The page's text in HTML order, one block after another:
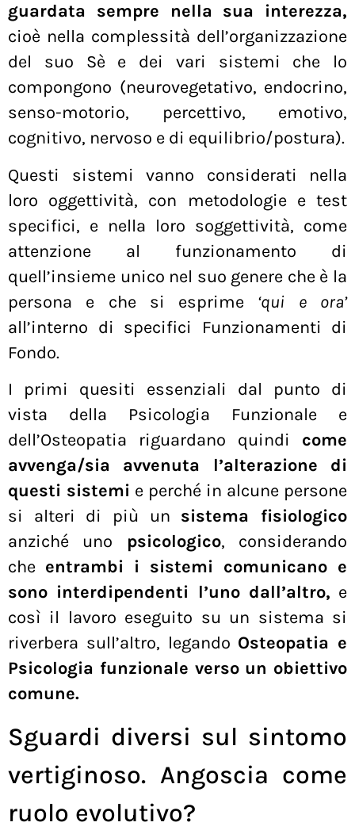
guardata sempre nella sua interezza,
cioè nella complessità dell’organizzazione
del suo Sè e dei vari sistemi che lo
compongono (neurovegetativo, endocrino,
senso-motorio, percettivo, emotivo,
cognitivo, nervoso e di equilibrio/postura).
Questi sistemi vanno considerati nella
loro oggettività, con metodologie e test
specifici, e nella loro soggettività, come
attenzione al funzionamento di
quell’insieme unico nel suo genere che è la
persona e che si esprime ‘qui e ora’
all’interno di specifici Funzionamenti di
Fondo.
I primi quesiti essenziali dal punto di
vista della Psicologia Funzionale e
dell’Osteopatia riguardano quindi come
avvenga/sia avvenuta l’alterazione di
questi sistemi e perché in alcune persone
si alteri di più un sistema fisiologico
anziché uno psicologico, considerando
che entrambi i sistemi comunicano e
sono interdipendenti l’uno dall’altro, e
così il lavoro eseguito su un sistema si
riverbera sull’altro, legando Osteopatia e
Psicologia funzionale verso un obiettivo
comune.
Sguardi diversi sul sintomo
vertiginoso. Angoscia come
ruolo evolutivo?